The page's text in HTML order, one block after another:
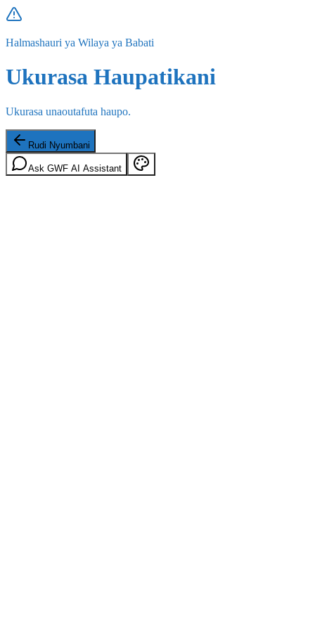
Halmashauri ya Wilaya ya Babati
Ukurasa Haupatikani
Ukurasa unaoutafuta haupo.
Rudi Nyumbani
Ask GWF AI Assistant